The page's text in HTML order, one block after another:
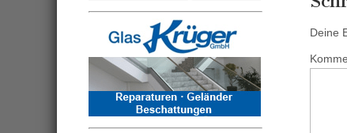
Deine